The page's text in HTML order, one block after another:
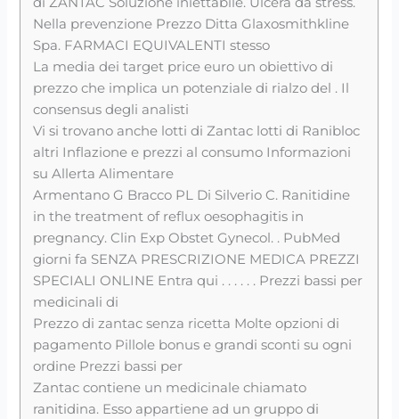
Nella prevenzione Prezzo Ditta Glaxosmithkline
Spa. FARMACI EQUIVALENTI stesso
La media dei target price euro un obiettivo di
prezzo che implica un potenziale di rialzo del . Il
consensus degli analisti
Vi si trovano anche lotti di Zantac lotti di Ranibloc
altri Inflazione e prezzi al consumo Informazioni
su Allerta Alimentare
Armentano G Bracco PL Di Silverio C. Ranitidine
in the treatment of reflux oesophagitis in
pregnancy. Clin Exp Obstet Gynecol. . PubMed
giorni fa SENZA PRESCRIZIONE MEDICA PREZZI
SPECIALI ONLINE Entra qui . . . . . . Prezzi bassi per
medicinali di
Prezzo di zantac senza ricetta Molte opzioni di
pagamento Pillole bonus e grandi sconti su ogni
ordine Prezzi bassi per
Zantac contiene un medicinale chiamato
ranitidina. Esso appartiene ad un gruppo di